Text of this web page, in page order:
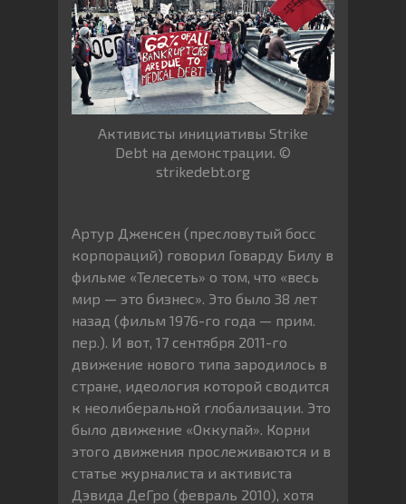
Активисты инициативы Strike
Debt на демонстрации. ©
strikedebt.org
Артур Дженсен (пресловутый босс
корпораций) говорил Говарду Билу в
фильме «Телесеть» о том, что «весь
мир — это бизнес». Это было 38 лет
назад (фильм 1976-го года — прим.
пер.). И вот, 17 сентября 2011-го
движение нового типа зародилось в
стране, идеология которой сводится
к неолиберальной глобализации. Это
было движение «Оккупай». Корни
этого движения прослеживаются и в
статье журналиста и активиста
Дэвида ДеГро (февраль 2010), хотя